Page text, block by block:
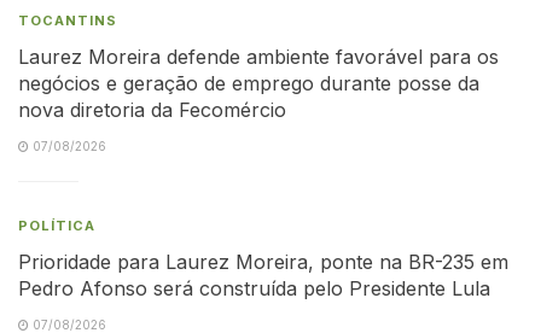
TOCANTINS
Laurez Moreira defende ambiente favorável para os
negócios e geração de emprego durante posse da
nova diretoria da Fecomércio
07/08/2026
POLÍTICA
Prioridade para Laurez Moreira, ponte na BR-235 em
Pedro Afonso será construída pelo Presidente Lula
07/08/2026